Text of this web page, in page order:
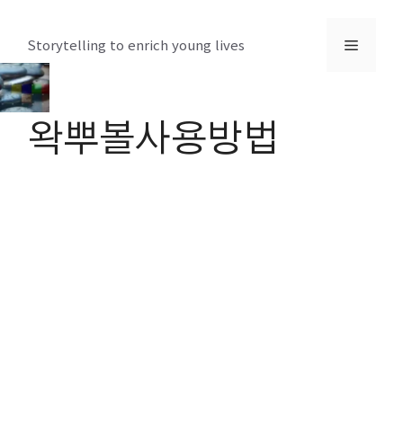
츠
로
건
Storytelling to enrich young lives 메
왁뿌볼사용방법